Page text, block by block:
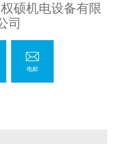
硕机电设备有限
司